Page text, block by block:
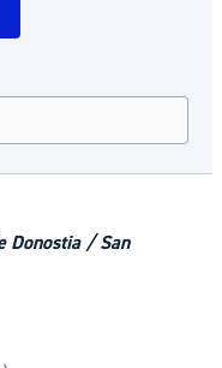
Donostia / San